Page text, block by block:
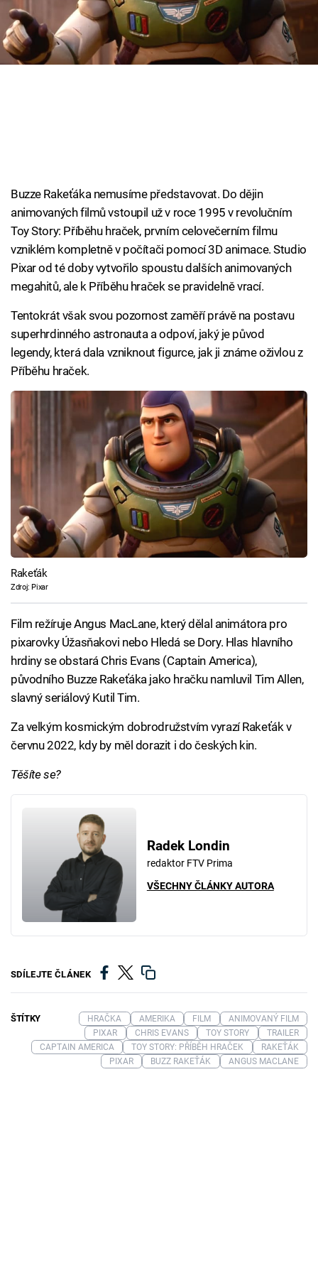
Cool Esport
Pořady
Sledujte nás
Buzze Rakeťáka nemusíme představovat. Do dějin
animovaných filmů vstoupil už v roce 1995 v revolučním
Toy Story: Příběhu hraček, prvním celovečerním filmu
vzniklém kompletně v počítači pomocí 3D animace. Studio
Pixar od té doby vytvořilo spoustu dalších animovaných
megahitů, ale k Příběhu hraček se pravidelně vrací.
Tentokrát však svou pozornost zaměří právě na postavu
superhrdinného astronauta a odpoví, jaký je původ
legendy, která dala vzniknout figurce, jak ji známe oživlou z
Příběhu hraček.
Rakeťák
Zdroj: Pixar
Film režíruje Angus MacLane, který dělal animátora pro
pixarovky Úžasňakovi nebo Hledá se Dory. Hlas hlavního
hrdiny se obstará Chris Evans (Captain America),
původního Buzze Rakeťáka jako hračku namluvil Tim Allen,
slavný seriálový Kutil Tim.
Za velkým kosmickým dobrodružstvím vyrazí Rakeťák v
červnu 2022, kdy by měl dorazit i do českých kin.
Těšíte se?
Radek Londin
redaktor FTV Prima
VŠECHNY ČLÁNKY AUTORA
SDÍLEJTE ČLÁNEK
ŠTÍTKY HRAČKA AMERIKA FILM
ANIMOVANÝ FILM
PIXAR
CHRIS EVANS TOY STORY
TRAILER
CAPTAIN AMERICA
TOY STORY: PŘÍBĚH HRAČEK
RAKEŤÁK
PIXAR
BUZZ RAKEŤÁK ANGUS MACLANE